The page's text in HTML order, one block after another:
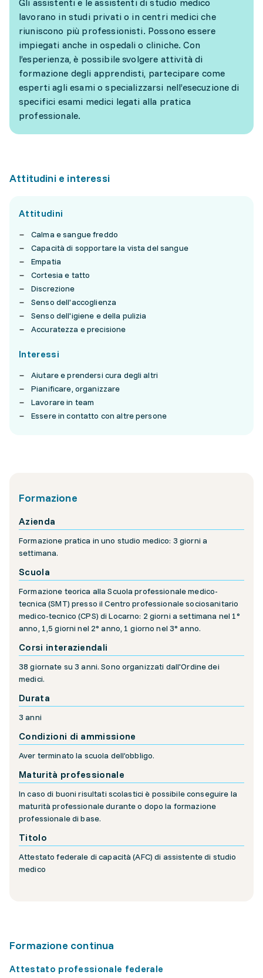
lavorano in studi privati o in centri medici che
riuniscono più professionisti. Possono essere
impiegati anche in ospedali o cliniche. Con
l’esperienza, è possibile svolgere attività di
formazione degli apprendisti, partecipare come
esperti agli esami o specializzarsi nell’esecuzione di
specifici esami medici legati alla pratica
professionale.
Attitudini e interessi
Attitudini
Calma e sangue freddo
Capacità di sopportare la vista del sangue
Empatia
Cortesia e tatto
Discrezione
Senso dell'accoglienza
Senso dell'igiene e della pulizia
Accuratezza e precisione
Interessi
Aiutare e prendersi cura degli altri
Pianificare, organizzare
Lavorare in team
Essere in contatto con altre persone
Formazione
Azienda
Formazione pratica in uno studio medico: 3 giorni a
settimana.
Scuola
Formazione teorica alla Scuola professionale medico-
tecnica (SMT) presso il Centro professionale sociosanitario
medico-tecnico (CPS) di Locarno: 2 giorni a settimana nel 1°
anno, 1,5 giorni nel 2° anno, 1 giorno nel 3° anno.
Corsi interaziendali
38 giornate su 3 anni. Sono organizzati dall'Ordine dei
medici.
Durata
3 anni
Condizioni di ammissione
Aver terminato la scuola dell’obbligo.
Maturità professionale
In caso di buoni risultati scolastici è possibile conseguire la
maturità professionale durante o dopo la formazione
professionale di base.
Titolo
Attestato federale di capacità (AFC) di assistente di studio
medico
Formazione continua
Attestato professionale federale